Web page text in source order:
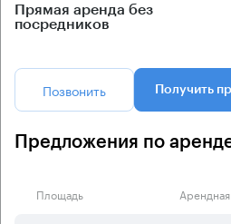
Прямая аренда без
посредников
Позвонить Получить
Предложения по
Площадь